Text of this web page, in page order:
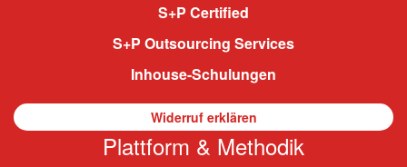
S+P Certified
S+P Outsourcing Services
Inhouse-Schulungen
Widerruf erklären
Plattform & Methodik